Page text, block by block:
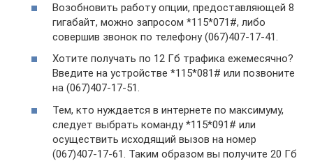
Возобновить работу опции, предоставляющей 8
гигабайт, можно запросом *115*071#, либо
совершив звонок по телефону (067)407-17-41.
Хотите получать по 12 Гб трафика ежемесячно?
Введите на устройстве *115*081# или позвоните
на (067)407-17-51.
Тем, кто нуждается в интернете по максимуму,
следует выбрать команду *115*091# или
осуществить исходящий вызов на номер
(067)407-17-61. Таким образом вы получите 20 Гб